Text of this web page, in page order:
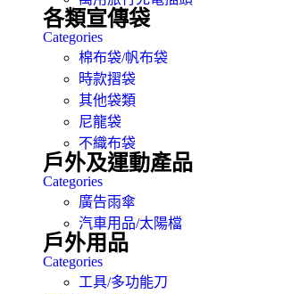
各類宣傳袋
Categories
棉布袋/帆布袋
時款摺袋
其他袋類
尼龍袋
不織布袋
戶外及運動產品
Categories
廣告雨傘
汽車用品/太陽檔
戶外用品
Categories
工具/多功能刀